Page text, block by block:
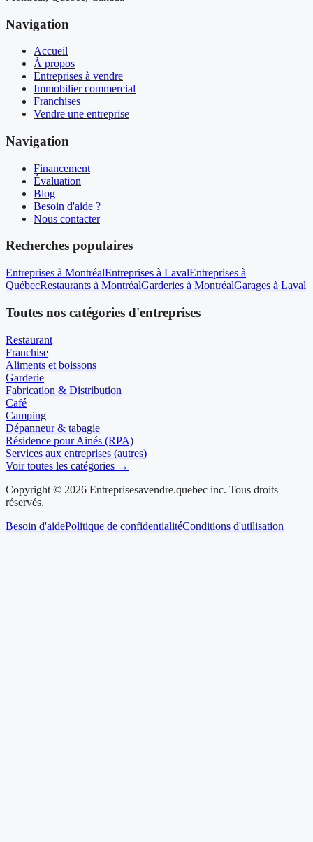
Navigation
Accueil
À propos
Entreprises à vendre
Immobilier commercial
Franchises
Vendre une entreprise
Navigation
Financement
Évaluation
Blog
Besoin d'aide ?
Nous contacter
Recherches populaires
Entreprises à MontréalEntreprises à LavalEntreprises à
QuébecRestaurants à MontréalGarderies à MontréalGarages à Laval
Toutes nos catégories d'entreprises
Restaurant
Franchise
Aliments et boissons
Garderie
Fabrication & Distribution
Café
Camping
Dépanneur & tabagie
Résidence pour Ainés (RPA)
Services aux entreprises (autres)
Voir toutes les catégories →
Copyright © 2026 Entreprisesavendre.quebec inc. Tous droits
réservés.
Besoin d'aidePolitique de confidentialitéConditions d'utilisation